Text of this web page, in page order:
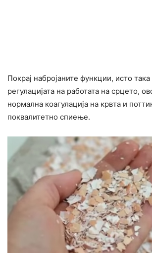
Покрај набројаните функции, исто така
регулацијата на работата на срцето,
нормална коагулација на крвта и
поквалитетно спиење.